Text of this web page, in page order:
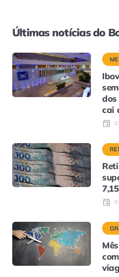
Últimas notícias do
dos
cai